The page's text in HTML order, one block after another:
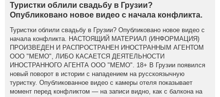
Туристки облили свадьбу в Грузии?
Опубликовано новое видео с начала конфликта.
Туристки облили свадьбу в Грузии? Опубликовано новое видео с
начала конфликта. НАСТОЯЩИЙ МАТЕРИАЛ (ИНФОРМАЦИЯ)
ПРОИЗВЕДЕН И РАСПРОСТРАНЕН ИНОСТРАННЫМ АГЕНТОМ
ООО "МЕМО", ЛИБО КАСАЕТСЯ ДЕЯТЕЛЬНОСТИ
ИНОСТРАННОГО АГЕНТА ООО "МЕМО". 18+ В Грузии появился
новый поворот в истории с нападением на русскоязычную
туристку. Опубликованное видео с камеры отеля показывает
момент перед конфликтом — на записи видно, как с балкона на